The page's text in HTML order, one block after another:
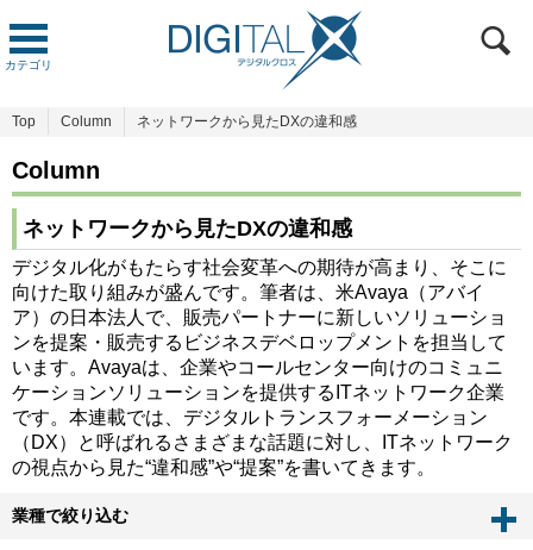
カテゴリ
Top Column ネットワークから見たDXの違和感
Column
ネットワークから見たDXの違和感
デジタル化がもたらす社会変革への期待が高まり、そこに
向けた取り組みが盛んです。筆者は、米Avaya（アバイ
ア）の日本法人で、販売パートナーに新しいソリューショ
ンを提案・販売するビジネスデベロップメントを担当して
います。Avayaは、企業やコールセンター向けのコミュニ
ケーションソリューションを提供するITネットワーク企業
です。本連載では、デジタルトランスフォーメーション
（DX）と呼ばれるさまざまな話題に対し、ITネットワーク
の視点から見た“違和感”や“提案”を書いてきます。
業種で絞り込む